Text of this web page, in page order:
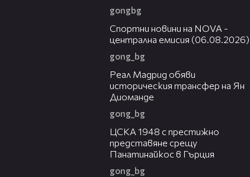
gongbg
Спортни новини на NOVA -
централна емисия (06.08.2026)
gong_bg
Реал Мадрид обяви
историческия трансфер на Ян
Диоманде
gong_bg
ЦСКА 1948 с престижно
представяне срещу
Панатинайкос в Гърция
gong_bg